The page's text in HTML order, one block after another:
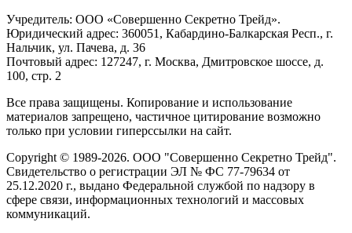
Учредитель: ООО «Совершенно Секретно Трейд».
Юридический адрес: 360051, Кабардино-Балкарская Респ., г.
Нальчик, ул. Пачева, д. 36
Почтовый адрес: 127247, г. Москва, Дмитровское шоссе, д.
100, стр. 2
Все права защищены. Копирование и использование
материалов запрещено, частичное цитирование возможно
только при условии гиперссылки на сайт.
Copyright © 1989-2026. ООО "Совершенно Секретно Трейд".
Свидетельство о регистрации ЭЛ № ФС 77-79634 от
25.12.2020 г., выдано Федеральной службой по надзору в
сфере связи, информационных технологий и массовых
коммуникаций.